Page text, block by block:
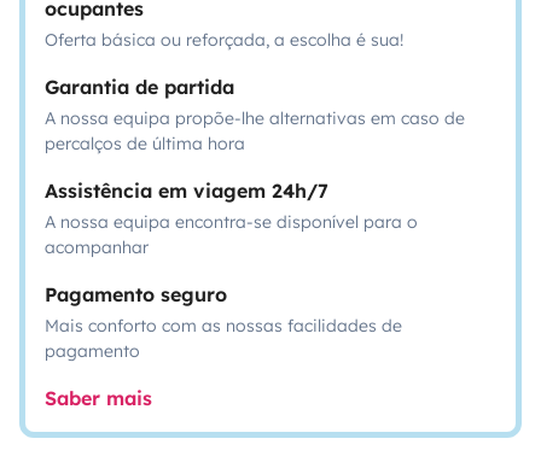
ocupantes
Oferta básica ou reforçada, a escolha é sua!
Garantia de partida
A nossa equipa propõe-lhe alternativas em caso de
percalços de última hora
Assistência em viagem 24h/7
A nossa equipa encontra-se disponível para o
acompanhar
Pagamento seguro
Mais conforto com as nossas facilidades de
pagamento
Saber mais